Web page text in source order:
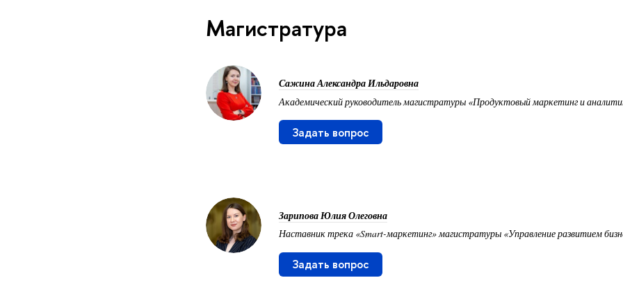
Магистратура
Сажина Александра Ильдаровна
Академический руководитель магистратуры «Продуктовый маркетинг и
Задать вопрос
Зарипова Юлия Олеговна
Наставник трека «Smart-маркетинг» магистратуры «Управление развитием
Задать вопрос